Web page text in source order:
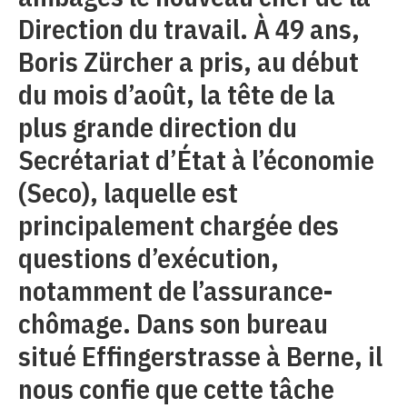
Direction du travail. À 49 ans,
Boris Zürcher a pris, au début
du mois d’août, la tête de la
plus grande direction du
Secrétariat d’État à l’économie
(Seco), laquelle est
principalement chargée des
questions d’exécution,
notamment de l’assurance-
chômage. Dans son bureau
situé Effingerstrasse à Berne, il
nous confie que cette tâche